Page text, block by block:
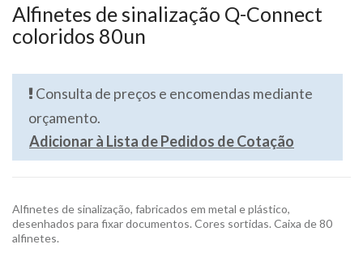
Alfinetes de sinalização Q-Connect
coloridos 80un
Consulta de preços e encomendas mediante
orçamento.
Adicionar à Lista de Pedidos de Cotação
Alfinetes de sinalização, fabricados em metal e plástico,
desenhados para fixar documentos. Cores sortidas. Caixa de 80
alfinetes.